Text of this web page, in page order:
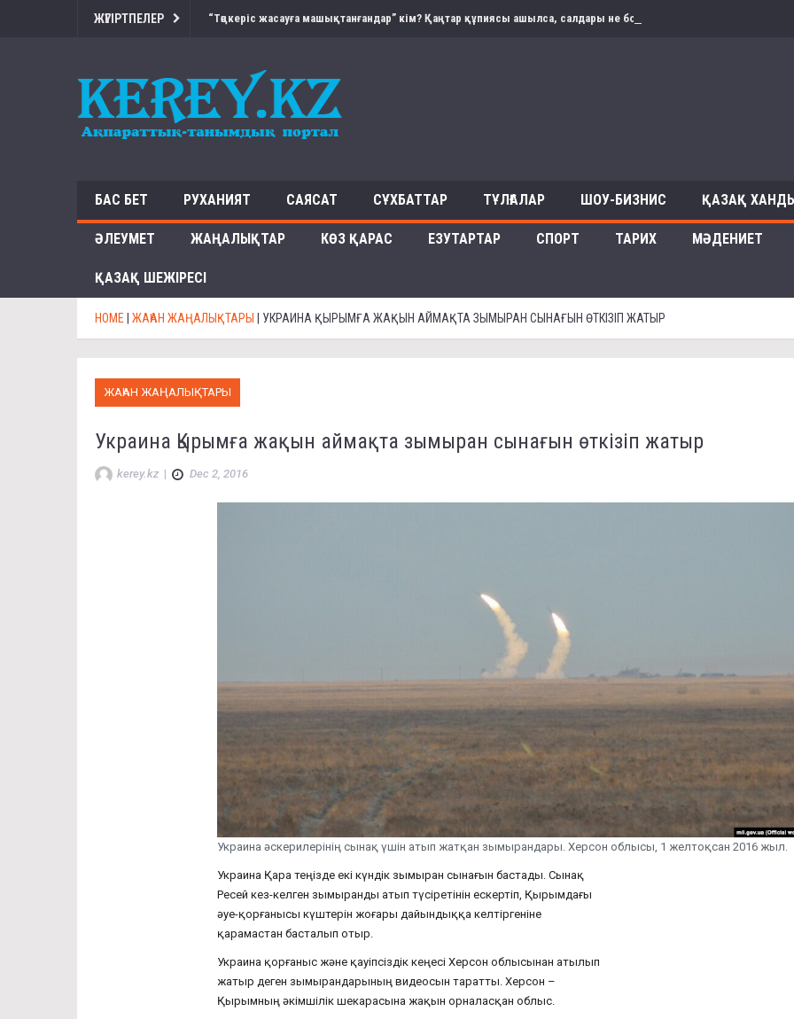
ЖҮГІРТПЕЛЕР “Төңкеріс жасауға машықтанғандар” кім? Қаңтар құпиясы ашылса, салдары не болады? Депутатпен сұхбат
БАС БЕТ РУХАНИЯТ САЯСАТ СҰХБАТТАР ТҰЛҒАЛАР ШОУ-БИЗНИС ҚАЗАҚ
ӘЛЕУМЕТ ЖАҢАЛЫҚТАР КӨЗ ҚАРАС ЕЗУТАРТАР СПОРТ ТАРИХ МӘДЕНИЕТ
ҚАЗАҚ ШЕЖІРЕСІ
HOME ЖАҺАН ЖАҢАЛЫҚТАРЫ УКРАИНА ҚЫРЫМҒА ЖАҚЫН АЙМАҚТА ЗЫМЫРАН СЫНАҒЫН ӨТКІЗІП ЖАТЫР
ЖАҺАН ЖАҢАЛЫҚТАРЫ
Украина Қырымға жақын аймақта зымыран сынағын өткізіп жатыр
kerey.kz | Dec 2, 2016
Украина әскерилерінің сынақ үшін атып жатқан зымырандары. Херсон облысы, 1 желтоқсан 2016 жыл.
Украина Қара теңізде екі күндік зымыран сынағын бастады. Сынақ
Ресей кез-келген зымыранды атып түсіретінін ескертіп, Қырымдағы
әуе-қорғанысы күштерін жоғары дайындыққа келтіргеніне
қарамастан басталып отыр.
Украина қорғаныс және қауіпсіздік кеңесі Херсон облысынан атылып
жатыр деген зымырандарының видеосын таратты. Херсон –
Қырымның әкімшілік шекарасына жақын орналасқан облыс.